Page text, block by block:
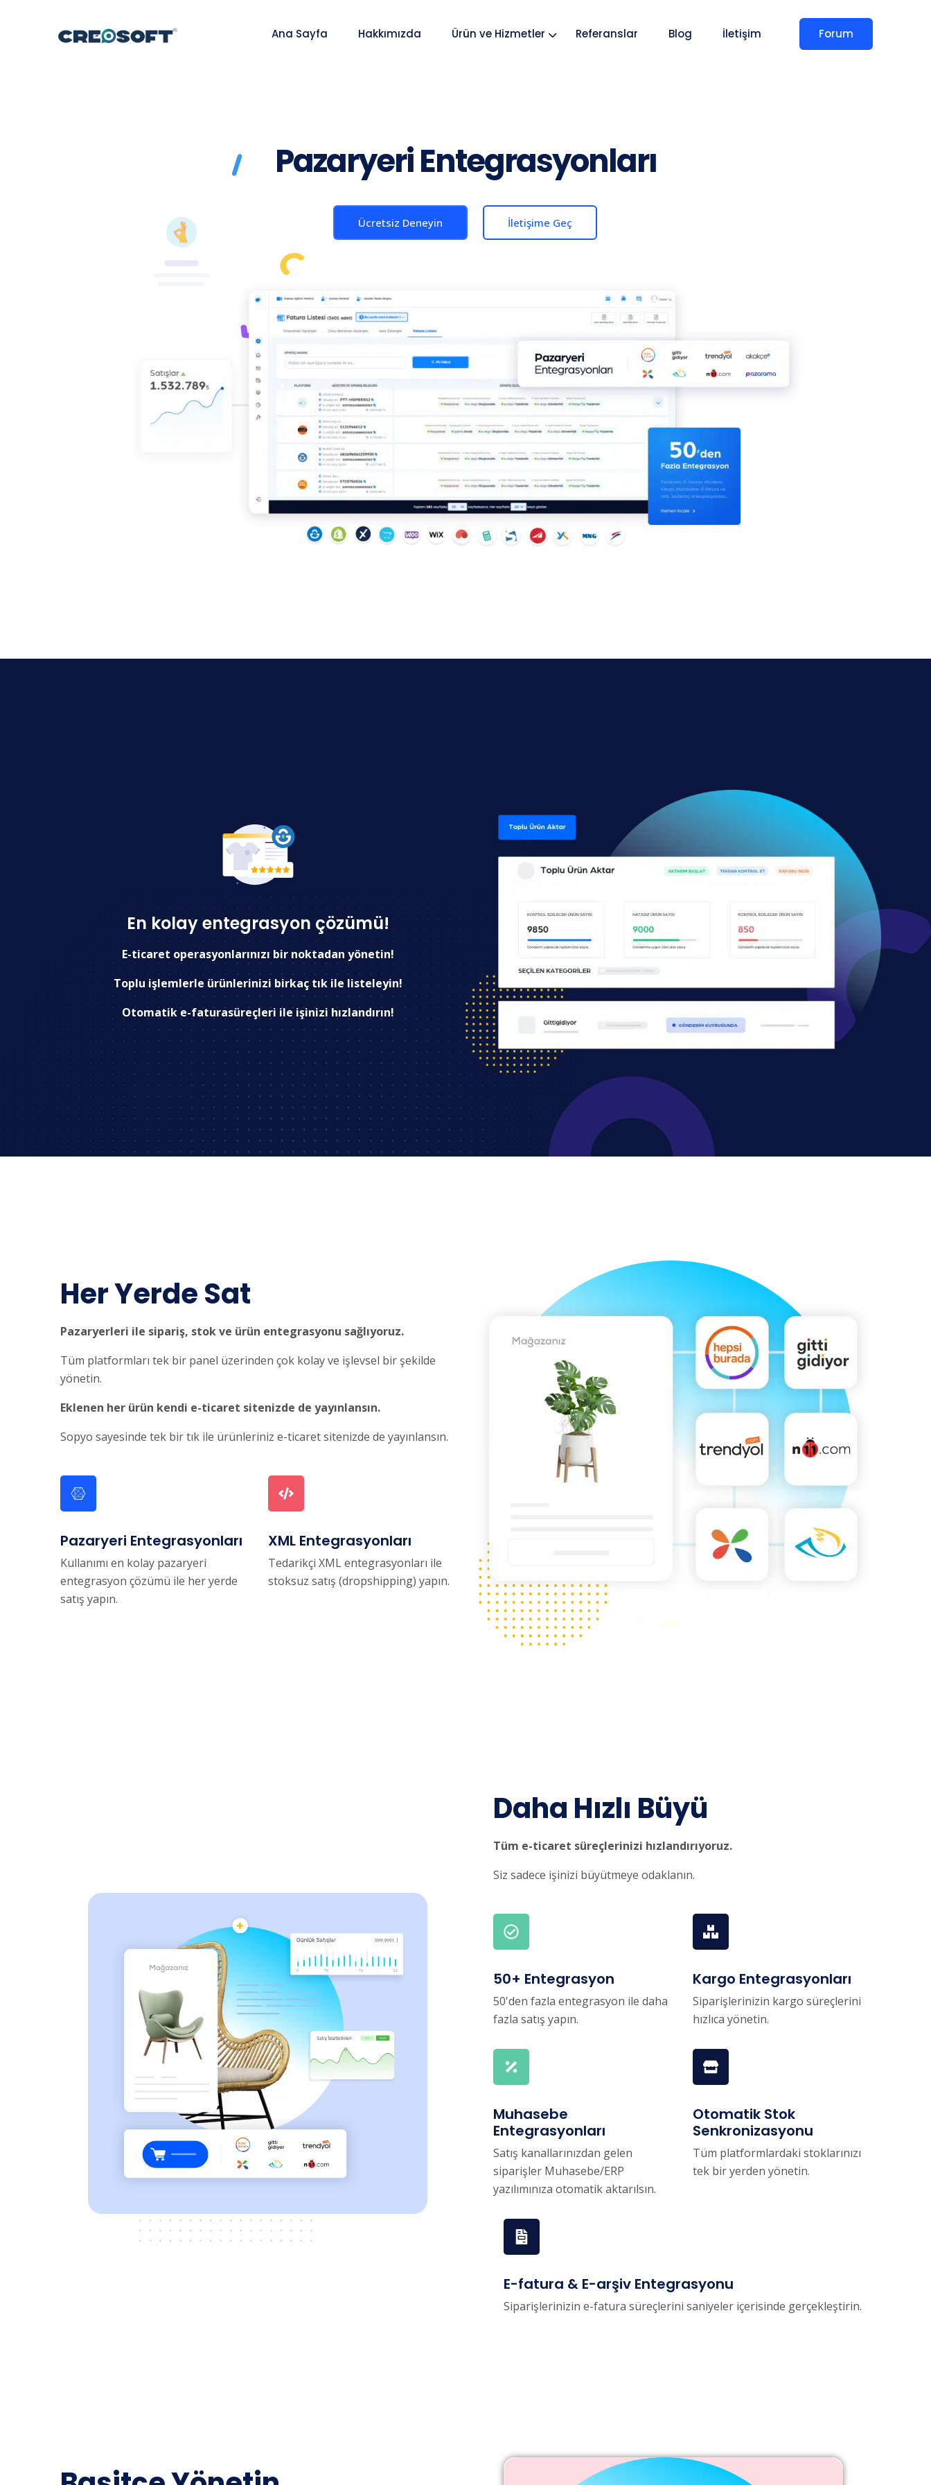
Ana Sayfa Hakkımızda Ürün ve Hizmetler Referanslar Blog İletişim Forum
Pazaryeri Entegrasyonları
Ücretsiz Deneyin İletişime Geç
En kolay entegrasyon çözümü!
E-ticaret operasyonlarınızı bir noktadan yönetin!
Toplu işlemlerle ürünlerinizi birkaç tık ile listeleyin!
Otomatik e-faturasüreçleri ile işinizi hızlandırın!
Her Yerde Sat
Pazaryerleri ile sipariş, stok ve ürün entegrasyonu sağlıyoruz.
Tüm platformları tek bir panel üzerinden çok kolay ve işlevsel bir şekilde
yönetin.
Eklenen her ürün kendi e-ticaret sitenizde de yayınlansın.
Sopyo sayesinde tek bir tık ile ürünleriniz e-ticaret sitenizde de yayınlansın.
Pazaryeri Entegrasyonları
Kullanımı en kolay pazaryeri
entegrasyon çözümü ile her yerde
satış yapın.
XML Entegrasyonları
Tedarikçi XML entegrasyonları ile
stoksuz satış (dropshipping) yapın.
Daha Hızlı Büyü
Tüm e-ticaret süreçlerinizi hızlandırıyoruz.
Siz sadece işinizi büyütmeye odaklanın.
50+ Entegrasyon
50'den fazla entegrasyon ile daha
fazla satış yapın.
Kargo Entegrasyonları
Siparişlerinizin kargo süreçlerini
hızlıca yönetin.
Muhasebe
Entegrasyonları
Satış kanallarınızdan gelen
siparişler Muhasebe/ERP
yazılımınıza otomatik aktarılsın.
Otomatik Stok
Senkronizasyonu
Tüm platformlardaki stoklarınızı
tek bir yerden yönetin.
E-fatura & E-arşiv Entegrasyonu
Siparişlerinizin e-fatura süreçlerini saniyeler içerisinde gerçekleştirin.